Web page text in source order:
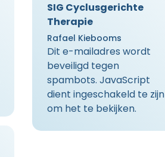
SIG Cyclusgerichte
Therapie
Rafael Kiebooms
Dit e-mailadres wordt
beveiligd tegen
spambots. JavaScript
dient ingeschakeld te zijn
om het te bekijken.